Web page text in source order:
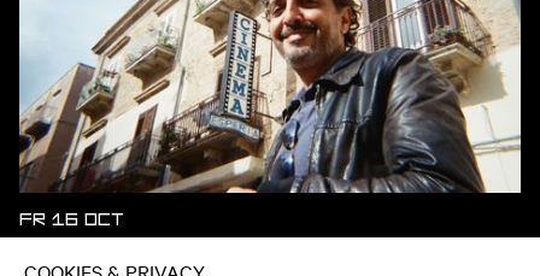
FR 16 OCT
KID FRANCESCOLI